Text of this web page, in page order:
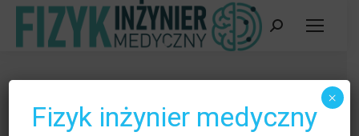
Szukaj:
Kardiotoksyczność w leczeniu raka
piersi
Fizyk inżynier medyczny
×